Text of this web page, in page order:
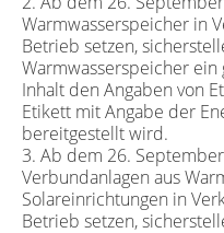
Warmwasserspeicher in
Betrieb setzen,
Warmwasserspeicher
Inhalt den Angaben von
Etikett mit Angabe der
bereitgestellt wird.
3. Ab dem 26.
Verbundanlagen aus
Solareinrichtungen in
Betrieb setzen,